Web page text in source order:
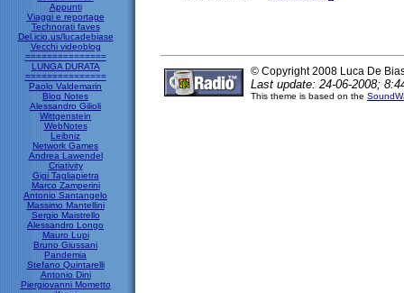
Appunti
Viaggi e reportage
Technorati faves
Del.icio.us/lucadebiase
Vecchi videoblog
===============
LUNGA DURATA
===============
Paolo Valdemarin
Blog Notes
Alessandro Gilioli
Wittgenstein
WebNotes
Leibniz
Network Games
Andrea Lawendel
Criativity
Gigi Tagliapietra
Marco Zamperini
Antonio Santangelo
Massimo Mantellini
Sergio Maistrello
Alessandro Longo
Mauro Lupi
Bruno Giussani
Pandemia
Stefano Quintarelli
Antonio Dini
Piergiovanni Mometto
© Copyright 2008 Luca De
Last update: 24-06-2008;
This theme is based on the